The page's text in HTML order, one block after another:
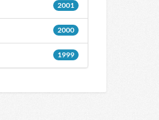
2001
2000
1999